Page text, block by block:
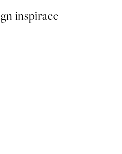
inspirace